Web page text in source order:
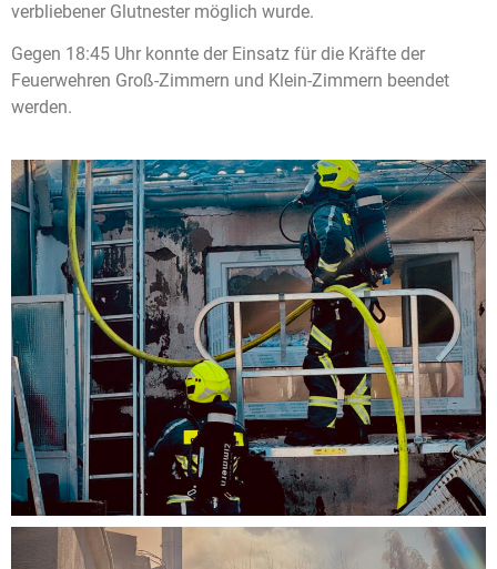
verbliebener Glutnester möglich wurde.
Gegen 18:45 Uhr konnte der Einsatz für die Kräfte der
Feuerwehren Groß-Zimmern und Klein-Zimmern beendet
werden.